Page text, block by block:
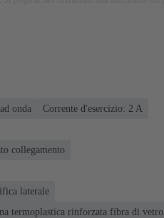
onda
Corrente d'esercizio: ‌2 A
collegamento
laterale
termoplastica rinforzata fibra di vetro